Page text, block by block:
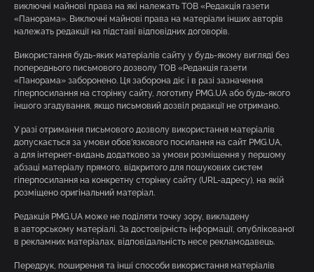
виключні майнові права на які належать ТОВ «Редакція газети
«Панорама». Виключні майнові права на матеріали інших авторів
належать редакції на підставі відповідних договорів.
Використання будь-яких матеріалів сайту у будь-якому вигляді без
попереднього письмового дозволу ТОВ «Редакція газети
«Панорама» заборонено. Ця заборона діє і в разі зазначення
гіперпосилання на сторінку сайту, логотипу PMG.UA або будь-якого
іншого згадування, якщо письмовий дозвіл редакції не отримано.
У разі отримання письмового дозволу використання матеріалів
допускається за умови обов’язкового посилання на сайт PMG.UA,
а для інтернет-видань додатково за умови розміщення у першому
абзаці матеріалу прямого, відкритого для пошукових систем
гіперпосилання на конкретну сторінку сайту (URL-адресу), на якій
розміщено оригінальний матеріал.
Редакція PMG.UA може не поділяти точку зору, викладену
в авторському матеріалі. За достовірність інформації, опублікованої
в рекламних матеріалах, відповідальність несе рекламодавець.
Передрук, поширення та інші способи використання матеріалів